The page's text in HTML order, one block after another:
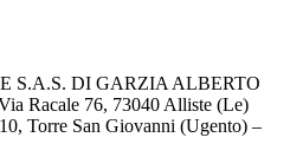
S.A.S. DI GARZIA ALBERTO
Racale 76, 73040 Alliste (Le)
Torre San Giovanni (Ugento) –